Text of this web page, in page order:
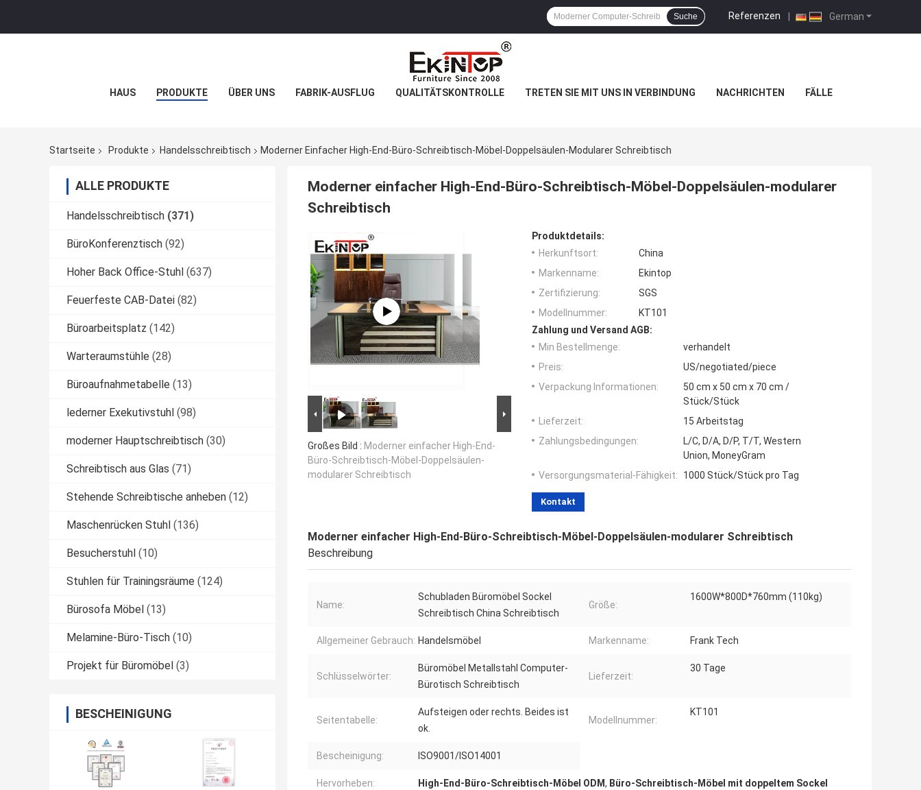
German
Referenzen |
Suche
HAUS PRODUKTE ÜBER UNS FABRIK-AUSFLUG QUALITÄTSKONTROLLE TRETEN SIE MIT UNS IN VERBINDUNG NACHRICHTEN FÄLLE
Startseite Produkte Handelsschreibtisch Moderner Einfacher High-End-Büro-Schreibtisch-Möbel-Doppelsäulen-Modularer Schreibtisch
ALLE PRODUKTE
Handelsschreibtisch (371)
BüroKonferenztisch (92)
Hoher Back Office-Stuhl (637)
Feuerfeste CAB-Datei (82)
Büroarbeitsplatz (142)
Warteraumstühle (28)
Büroaufnahmetabelle (13)
lederner Exekutivstuhl (98)
moderner Hauptschreibtisch (30)
Schreibtisch aus Glas (71)
Stehende Schreibtische anheben (12)
Maschenrücken Stuhl (136)
Besucherstuhl (10)
Stuhlen für Trainingsräume (124)
Bürosofa Möbel (13)
Melamine-Büro-Tisch (10)
Projekt für Büromöbel (3)
BESCHEINIGUNG
Moderner einfacher High-End-Büro-Schreibtisch-Möbel-Doppelsäulen-modularer
Schreibtisch
Großes Bild : Moderner einfacher High-End-
Büro-Schreibtisch-Möbel-Doppelsäulen-
modularer Schreibtisch
Produktdetails:
Herkunftsort:
China
Markenname:
Ekintop
Zertifizierung:
SGS
Modellnummer:
KT101
Zahlung und Versand AGB:
Min Bestellmenge:
verhandelt
Preis:
US/negotiated/piece
Verpackung Informationen:
50 cm x 50 cm x 70 cm /
Stück/Stück
Lieferzeit:
15 Arbeitstag
Zahlungsbedingungen:
L/C, D/A, D/P, T/T, Western
Union, MoneyGram
Versorgungsmaterial-Fähigkeit:
1000 Stück/Stück pro Tag
Kontakt
Moderner einfacher High-End-Büro-Schreibtisch-Möbel-Doppelsäulen-modularer Schreibtisch
Beschreibung
Name:
Schubladen Büromöbel Sockel
Schreibtisch China Schreibtisch
Größe:
1600W*800D*760mm (110kg)
Allgemeiner Gebrauch: Handelsmöbel Markenname: Frank Tech
Schlüsselwörter:
Büromöbel Metallstahl Computer-
Bürotisch Schreibtisch
Lieferzeit:
30 Tage
Seitentabelle:
Aufsteigen oder rechts. Beides ist
ok.
Modellnummer:
KT101
Bescheinigung: ISO9001/ISO14001
Hervorheben: High-End-Büro-Schreibtisch-Möbel ODM, Büro-Schreibtisch-Möbel mit doppeltem Sockel